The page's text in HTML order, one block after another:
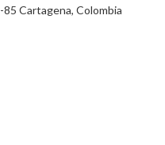
Cartagena, Colombia